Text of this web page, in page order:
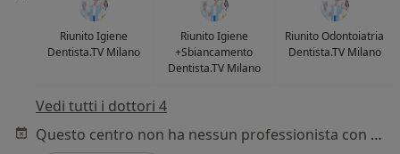
Riunito Igiene
Dentista.TV Milano
Riunito Igiene
+Sbiancamento
Dentista.TV Milano
Riunito Odontoiatria
Dentista.TV Milano
Vedi tutti i dottori 4
Questo centro non ha nessun professionista con date disponibili